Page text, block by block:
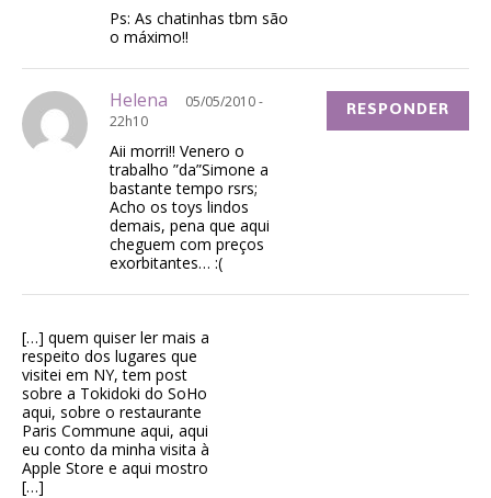
Ps: As chatinhas tbm são
o máximo!!
Helena
05/05/2010 -
22h10
Aii morri!! Venero o
trabalho ”da”Simone a
bastante tempo rsrs;
Acho os toys lindos
demais, pena que aqui
cheguem com preços
exorbitantes… :(
RESPONDER
[…] quem quiser ler mais a
respeito dos lugares que
visitei em NY, tem post
sobre a Tokidoki do SoHo
aqui, sobre o restaurante
Paris Commune aqui, aqui
eu conto da minha visita à
Apple Store e aqui mostro
[…]